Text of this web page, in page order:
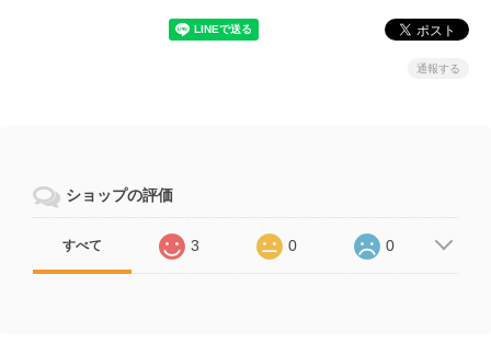
通報する
ショップの評価
すべて 3 0 0